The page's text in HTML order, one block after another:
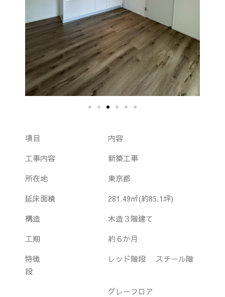
項目 内容
工事内容 新築工事
所在地 東京都
延床面積 281.49㎡(約85.1坪)
構造 木造３階建て
工期 約６か月
特徴 レッド階段 スチール階
段
グレーフロア